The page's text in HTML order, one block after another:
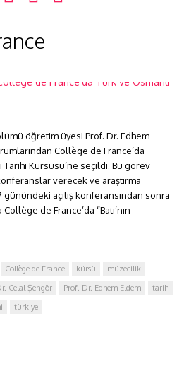
öğretim üyesi Prof. Dr. Edhem
Collège de France’da
Tarihi Kürsüsü’ne seçildi. Bu görev
verecek ve araştırma
günündeki açılış konferansından sonra
de France’da “Batı’nın
Collège de France kürsü
müzecilik
Celal Şengör Prof. Dr. Edhem Eldem
tarih
türkiye